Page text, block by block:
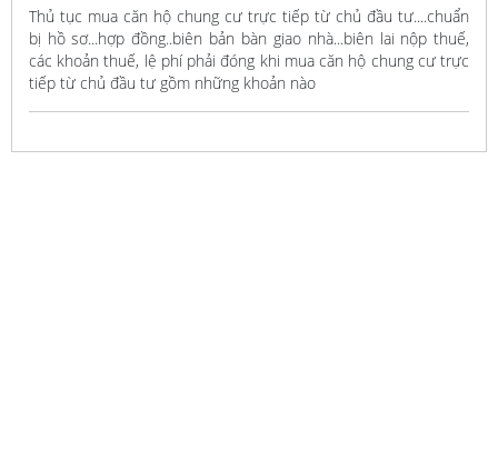
Thủ tục mua căn hộ chung cư trực tiếp từ chủ đầu tư....chuẩn
bị hồ sơ...hợp đồng..biên bản bàn giao nhà...biên lai nộp thuế,
các khoản thuế, lệ phí phải đóng khi mua căn hộ chung cư trực
tiếp từ chủ đầu tư gồm những khoản nào